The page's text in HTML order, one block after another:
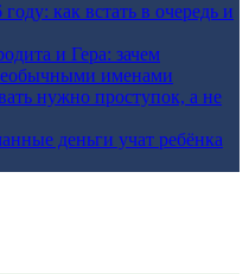
как встать в очередь и
и Гера: зачем
именами
нужно проступок, а не
деньги учат ребёнка